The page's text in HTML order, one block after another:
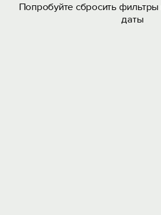
Попробуйте сбросить фильтры
даты